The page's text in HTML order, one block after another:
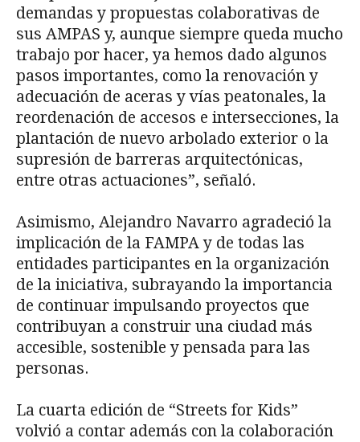
demandas y propuestas colaborativas de
sus AMPAS y, aunque siempre queda mucho
trabajo por hacer, ya hemos dado algunos
pasos importantes, como la renovación y
adecuación de aceras y vías peatonales, la
reordenación de accesos e intersecciones, la
plantación de nuevo arbolado exterior o la
supresión de barreras arquitectónicas,
entre otras actuaciones”, señaló.
Asimismo, Alejandro Navarro agradeció la
implicación de la FAMPA y de todas las
entidades participantes en la organización
de la iniciativa, subrayando la importancia
de continuar impulsando proyectos que
contribuyan a construir una ciudad más
accesible, sostenible y pensada para las
personas.
La cuarta edición de “Streets for Kids”
volvió a contar además con la colaboración